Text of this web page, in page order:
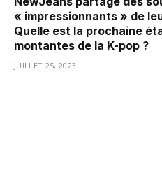
« impressionnants » de
Quelle est la prochaine
montantes de la K-pop ?
JUILLET 25, 2023